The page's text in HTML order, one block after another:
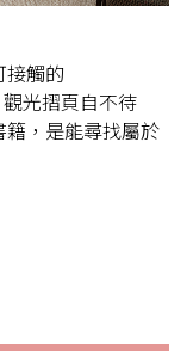
接觸的
觀光摺頁自不待
，是能尋找屬於